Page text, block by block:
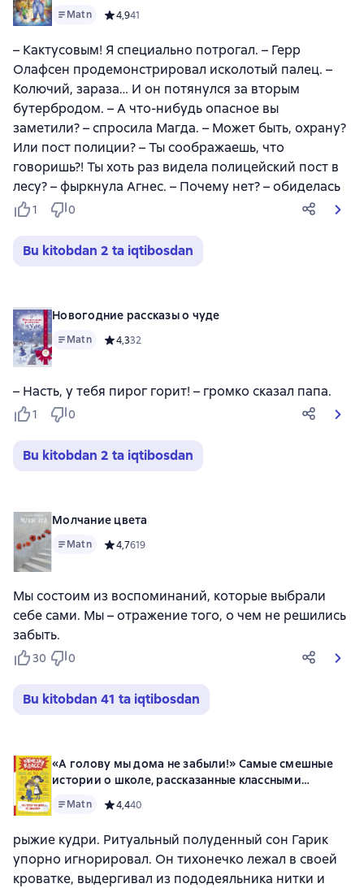
Matn Средний рейтинг 4,9 на основе 41 оценок
4,941
– Кактусовым! Я специально потрогал. – Герр
Олафсен продемонстрировал исколотый палец. –
Колючий, зараза… И он потянулся за вторым
бутербродом. – А что-нибудь опасное вы
заметили? – спросила Магда. – Может быть, охрану?
Или пост полиции? – Ты соображаешь, что
говоришь?! Ты хоть раз видела полицейский пост в
лесу? – фыркнула Агнес. – Почему нет? – обиделась
1 0
Bu kitobdan 2 ta iqtibosdan
Новогодние рассказы о чуде
Matn Средний рейтинг 4,3 на основе 32 оценок
4,332
– Насть, у тебя пирог горит! – громко сказал папа.
1 0
Bu kitobdan 2 ta iqtibosdan
Молчание цвета
Matn Средний рейтинг 4,7 на основе 619 оценок
4,7619
Мы состоим из воспоминаний, которые выбрали
себе сами. Мы – отражение того, о чем не решились
забыть.
30 0
Bu kitobdan 41 ta iqtibosdan
«А голову мы дома не забыли!» Самые смешные
истории о школе, рассказанные классными
Matn Средний рейтинг 4,4 на основе 40 оценок
4,440
рыжие кудри. Ритуальный полуденный сон Гарик
упорно игнорировал. Он тихонечко лежал в своей
кроватке, выдергивал из пододеяльника нитки и